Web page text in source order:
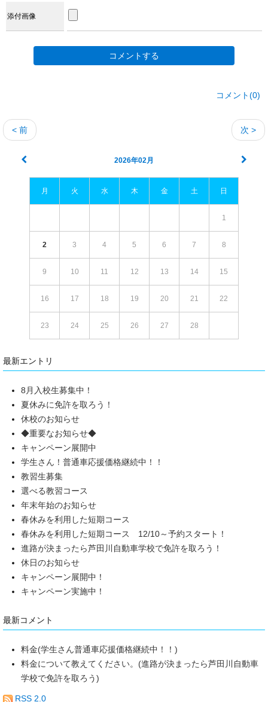
添付画像
コメント(0)
< 前 次 >
2026年02月
月 火 水 木 金 土 日
1
2 3 4 5 6 7 8
9 10 11 12 13 14 15
16 17 18 19 20 21 22
23 24 25 26 27 28
最新エントリ
8月入校生募集中！
夏休みに免許を取ろう！
休校のお知らせ
◆重要なお知らせ◆
キャンペーン展開中
学生さん！普通車応援価格継続中！！
教習生募集
選べる教習コース
年末年始のお知らせ
春休みを利用した短期コース
春休みを利用した短期コース 12/10～予約スタート！
進路が決まったら芦田川自動車学校で免許を取ろう！
休日のお知らせ
キャンペーン展開中！
キャンペーン実施中！
最新コメント
料金(学生さん普通車応援価格継続中！！)
料金について教えてください。(進路が決まったら芦田川自動車
学校で免許を取ろう)
RSS 2.0